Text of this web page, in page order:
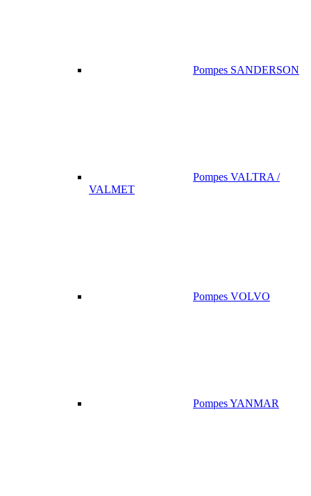
Pompes SANDERSON
Pompes VALTRA /
VALMET
Pompes VOLVO
Pompes YANMAR